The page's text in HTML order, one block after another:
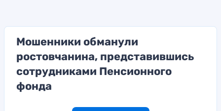
Мошенники обманули
ростовчанина, представившись
сотрудниками Пенсионного
фонда